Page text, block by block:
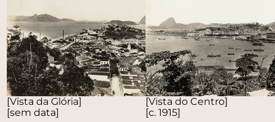
[Vista da Glória]
[sem data]
[Vista do Centro]
[c. 1915]